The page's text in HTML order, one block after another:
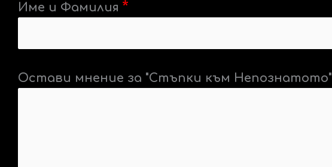
Име и Фамилия
Остави мнение за "Стъпки към Непознатото"